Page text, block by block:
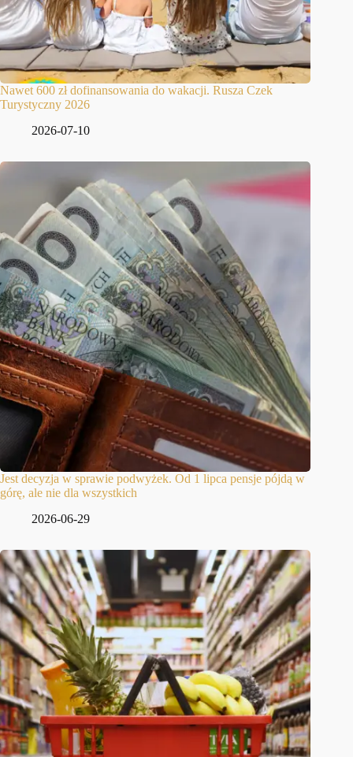
Nawet 600 zł dofinansowania do wakacji. Rusza Czek
Turystyczny 2026
2026-07-10
Jest decyzja w sprawie podwyżek. Od 1 lipca pensje pójdą w
górę, ale nie dla wszystkich
2026-06-29